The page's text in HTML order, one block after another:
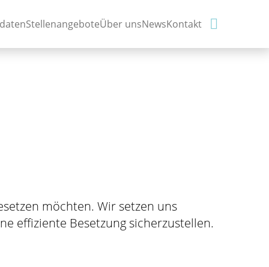
StellenangeboteÜber unsNewsKontakt 
möchten. Wir setzen uns
effiziente Besetzung sicherzustellen.